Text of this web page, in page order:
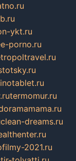
ykt.ru
porno.ru
termomur.ru
clean-dreams.ru
2021.ru